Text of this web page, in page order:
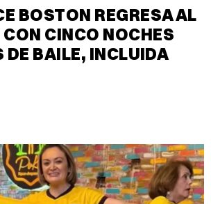
BOSTON REGRESA AL
CON CINCO NOCHES
DE BAILE, INCLUIDA